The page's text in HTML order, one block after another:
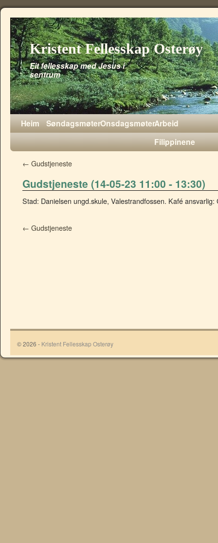
Kristent Fellesskap Osterøy
Eit fellesskap med Jesus i
sentrum
Heim SøndagsmøterOnsdagsmøterArbeid
Filippinene
← Gudstjeneste
Gudstjeneste (14-05-23 11:00 - 13:30)
Stad: Danielsen ungd.skule, Valestrandfossen. Kafé ansvarlig:
← Gudstjeneste
© 2026 - Kristent Fellesskap Osterøy